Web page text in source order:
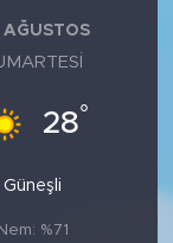
28°
Güneşli
Nem: %71